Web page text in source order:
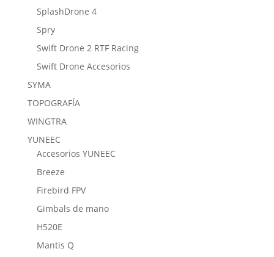
SplashDrone 4
Spry
Swift Drone 2 RTF Racing
Swift Drone Accesorios
SYMA
TOPOGRAFÍA
WINGTRA
YUNEEC
Accesorios YUNEEC
Breeze
Firebird FPV
Gimbals de mano
H520E
Mantis Q